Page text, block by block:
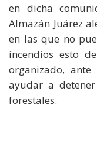
en dicha
Almazán Juárez
en las que no
incendios esto
organizado,
ayudar a
forestales.